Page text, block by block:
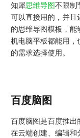
知犀思维导图不限制
可以直接用的，并
的思维导图模板，
机电脑平板都能用，
的需求选择使用。
百度脑图
百度脑图是百度推
在云端创建、编辑